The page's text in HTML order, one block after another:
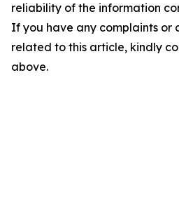
reliability of the information
If you have any complaints or
related to this article, kindly
above.